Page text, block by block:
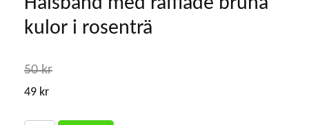
kulor i rosenträ
50 kr
49 kr